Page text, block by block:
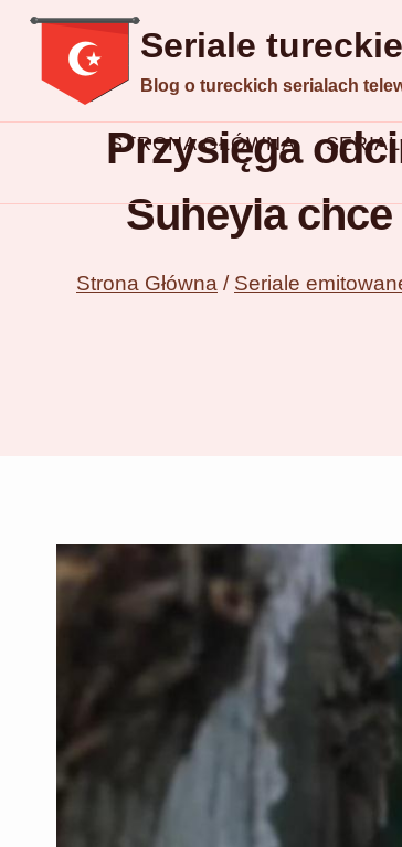
Przejdź
treści
Seriale tureckie
Blog o tureckich serialach
STRONA GŁÓWNA
Przysięga
Suheyla
Strona Główna / Seriale